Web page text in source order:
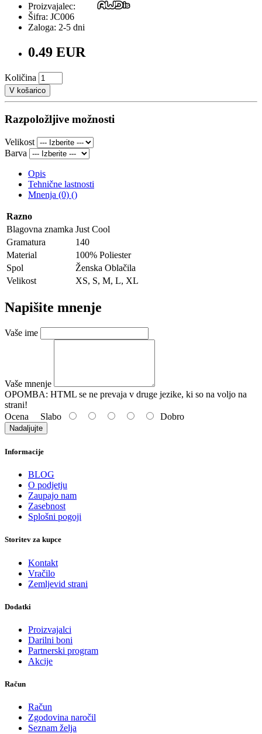
Proizvajalec:
Šifra: JC006
Zaloga: 2-5 dni
0.49 EUR
Količina
V košarico
Razpoložljive možnosti
Velikost
Barva
Opis
Tehnične lastnosti
Mnenja (0) ()
Razno
Blagovna znamka Just Cool
Gramatura
140
Material
100% Poliester
Spol
Ženska Oblačila
Velikost
XS, S, M, L, XL
Napišite mnenje
Vaše ime
Vaše mnenje
OPOMBA: HTML se ne prevaja v druge jezike, ki so na voljo na
strani!
Ocena Slabo Dobro
Nadaljujte
Informacije
BLOG
O podjetju
Zaupajo nam
Zasebnost
Splošni pogoji
Storitev za kupce
Kontakt
Vračilo
Zemljevid strani
Dodatki
Proizvajalci
Darilni boni
Partnerski program
Akcije
Račun
Račun
Zgodovina naročil
Seznam želja